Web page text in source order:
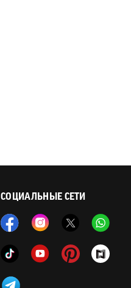
СОЦИАЛЬНЫЕ СЕТИ